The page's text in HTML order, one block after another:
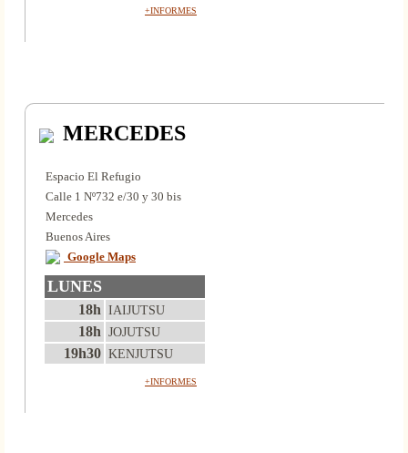
+INFORMES
MERCEDES
Espacio El Refugio
Calle 1 Nº732 e/30 y 30 bis
Mercedes
Buenos Aires
Google Maps
LUNES
18h IAIJUTSU
18h JOJUTSU
19h30 KENJUTSU
+INFORMES